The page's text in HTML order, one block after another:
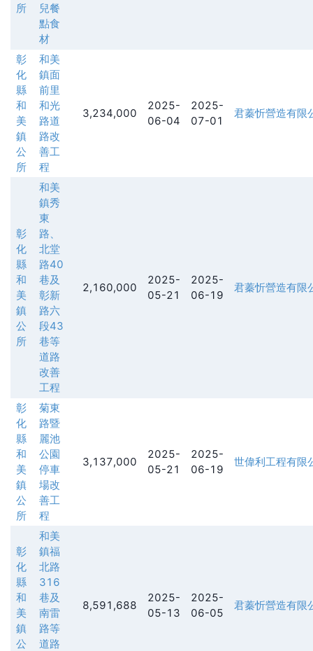
所
兒餐
點食
材
彰
化
縣
和
美
鎮
公
所
和美
鎮面
前里
和光
路道
路改
善工
程
3,234,000
2025-
06-04
2025-
07-01
君蓁忻營造有限
彰
化
縣
和
美
鎮
公
所
和美
鎮秀
東
路、
北堂
路40
巷及
彰新
路六
段43
巷等
道路
改善
工程
2,160,000
2025-
05-21
2025-
06-19
君蓁忻營造有限
彰
化
縣
和
美
鎮
公
所
菊東
路暨
麗池
公園
停車
場改
善工
程
3,137,000
2025-
05-21
2025-
06-19
世偉利工程有限
彰
化
縣
和
美
鎮
公
和美
鎮福
北路
316
巷及
南雷
路等
道路
8,591,688
2025-
05-13
2025-
06-05
君蓁忻營造有限